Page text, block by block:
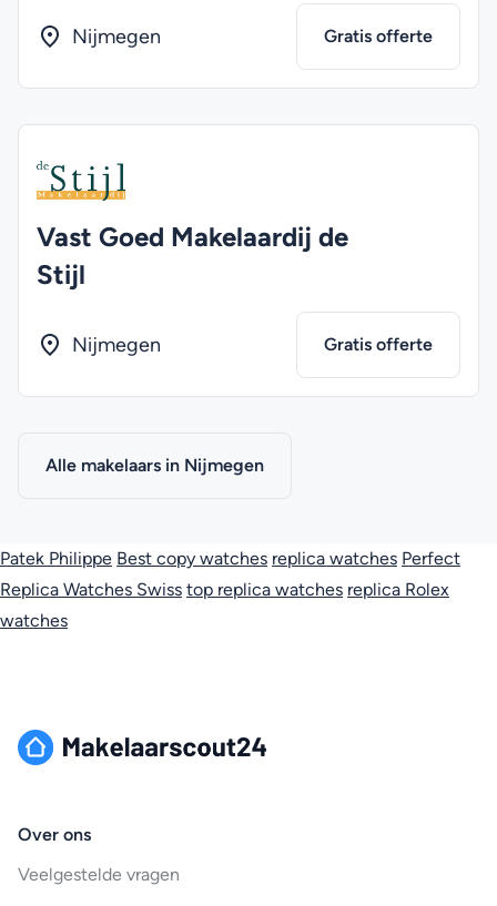
Nijmegen Gratis offerte
Vast Goed Makelaardij de
Stijl
Nijmegen Gratis offerte
Alle makelaars in Nijmegen
Patek Philippe Best copy watches replica watches Perfect
Replica Watches Swiss top replica watches replica Rolex
watches
Over ons
Veelgestelde vragen